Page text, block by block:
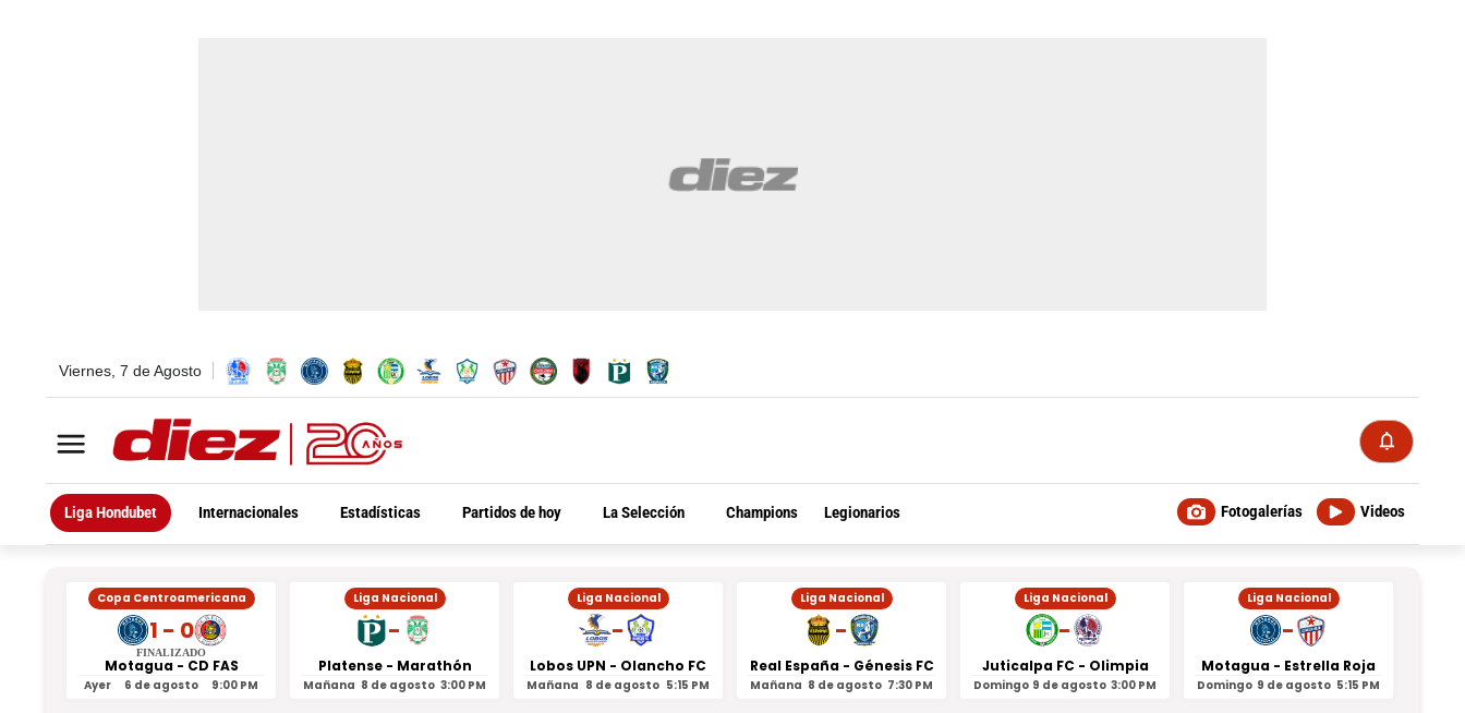
Viernes, 7 de Agosto
Liga Hondubet Internacionales Estadísticas Partidos de hoy La Selección Champions Legionarios Videos
Fotogalerías
Copa Centroamericana
1 - 0
FINALIZADO
Motagua - CD FAS
Ayer 6 de agosto 9:00 PM
Liga Nacional
-
Platense - Marathón
Mañana 8 de agosto 3:00 PM
Liga Nacional
-
Lobos UPN - Olancho FC
Mañana 8 de agosto 5:15 PM
Liga Nacional
-
Real España - Génesis FC
Mañana 8 de agosto 7:30 PM
Liga Nacional
-
Juticalpa FC - Olimpia
Domingo 9 de agosto 3:00 PM
Liga Nacional
-
Motagua - Estrella Roja
Domingo 9 de agosto 5:15 PM